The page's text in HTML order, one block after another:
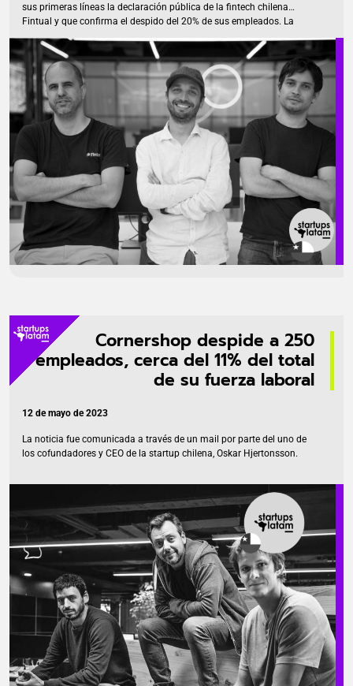
sus primeras líneas la declaración pública de la fintech chilena
Fintual y que confirma el despido del 20% de sus empleados. La
startup fundada en 2016 por Pedro Pineda, Agustín Feuerhake, Omar
Larré y Andrés Marinkovic, menciona en el comunicado que este
proceso pretende «simplificar nuestra operación, promoviendo una
estructura mejor coordinada que facilita la colaboración entre
equipos y el desarrollo de soluciones financieras de calidad (…)
Estamos reorientando […]
Cornershop despide a 250
empleados, cerca del 11% del total
de su fuerza laboral
12 de mayo de 2023
La noticia fue comunicada a través de un mail por parte del uno de
los cofundadores y CEO de la startup chilena, Oskar Hjertonsson.